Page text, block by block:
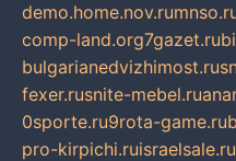
demo.home.nov.ru
comp-land.org7gazet.ru
bulgarianedvizhimost.ru
fexer.rusnite-mebel.ru
0sporte.ru9rota-game.ru
pro-kirpichi.ruisraelsale.ru